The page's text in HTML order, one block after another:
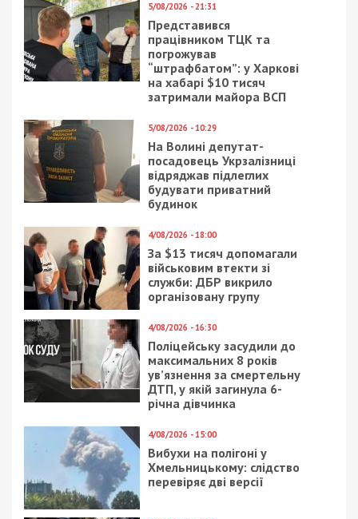
5/08/2026 - 21:31
Представився
працівником ТЦК та
погрожував
“штрафбатом”: у Харкові
на хабарі $10 тисяч
затримали майора ВСП
5/08/2026 - 10:29
На Волині депутат-
посадовець Укрзалізниці
відряджав підлеглих
будувати приватний
будинок
4/08/2026 - 18:00
За $13 тисяч допомагали
військовим втекти зі
служби: ДБР викрило
організовану групу
4/08/2026 - 16:30
Поліцейську засудили до
максимальних 8 років
ув’язнення за смертельну
ДТП, у якій загинула 6-
річна дівчинка
4/08/2026 - 15:00
Вибухи на полігоні у
Хмельницькому: слідство
перевіряє дві версії